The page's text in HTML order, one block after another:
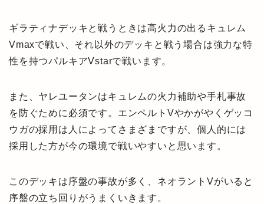
ギラティナデッキと戦うときは高火力の出るキュレム
Vmaxで戦い、それ以外のデッキと戦う場合は強力な特
性を持つパルキアVstarで戦います。
また、ヤレユータンはキュレムの火力補助や手札事故
を防ぐために必須です。エンペルトVやかがやくゲッコ
ウガの採用は人によってさまざまですが、個人的には
採用した方が今の環境で戦いやすいと思います。
このデッキは序盤の事故が多く、ネオラントVがいると
序盤の立ち回りがうまくいきます。